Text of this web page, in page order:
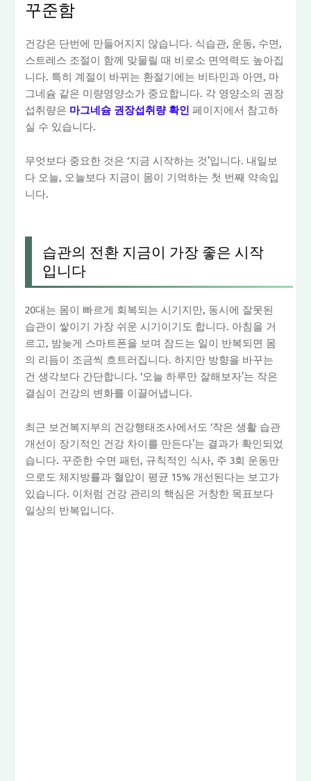
꾸준함
건강은 단번에 만들어지지 않습니다. 식습관, 운동, 수면,
스트레스 조절이 함께 맞물릴 때 비로소 면역력도 높아집
니다. 특히 계절이 바뀌는 환절기에는 비타민과 아연, 마
그네슘 같은 미량영양소가 중요합니다. 각 영양소의 권장
섭취량은 마그네슘 권장섭취량 확인 페이지에서 참고하
실 수 있습니다.
무엇보다 중요한 것은 ‘지금 시작하는 것’입니다. 내일보
다 오늘, 오늘보다 지금이 몸이 기억하는 첫 번째 약속입
니다.
습관의 전환 지금이 가장 좋은 시작
입니다
20대는 몸이 빠르게 회복되는 시기지만, 동시에 잘못된
습관이 쌓이기 가장 쉬운 시기이기도 합니다. 아침을 거
르고, 밤늦게 스마트폰을 보며 잠드는 일이 반복되면 몸
의 리듬이 조금씩 흐트러집니다. 하지만 방향을 바꾸는
건 생각보다 간단합니다. ‘오늘 하루만 잘해보자’는 작은
결심이 건강의 변화를 이끌어냅니다.
최근 보건복지부의 건강행태조사에서도 ‘작은 생활 습관
개선이 장기적인 건강 차이를 만든다’는 결과가 확인되었
습니다. 꾸준한 수면 패턴, 규칙적인 식사, 주 3회 운동만
으로도 체지방률과 혈압이 평균 15% 개선된다는 보고가
있습니다. 이처럼 건강 관리의 핵심은 거창한 목표보다
일상의 반복입니다.